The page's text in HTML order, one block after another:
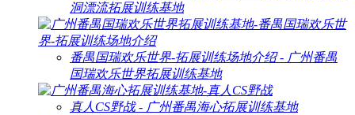
洞漂流拓展训练基地
番禺国瑞欢乐世界-拓展训练场地介绍 - 广州番禺
国瑞欢乐世界拓展训练基地
真人CS野战 - 广州番禺海心拓展训练基地